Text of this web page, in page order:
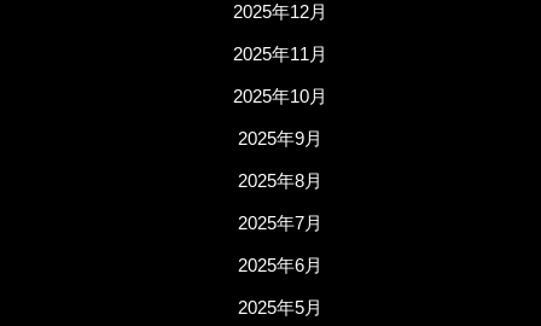
2025年12月
2025年11月
2025年10月
2025年9月
2025年8月
2025年7月
2025年6月
2025年5月